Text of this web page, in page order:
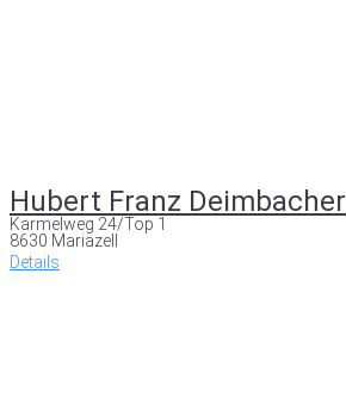
Hubert Franz Deimbacher
Karmelweg 24/Top 1
8630 Mariazell
Details